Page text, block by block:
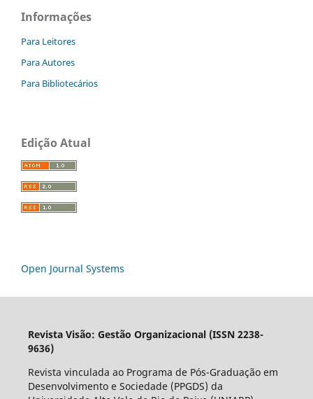
Informações
Para Leitores
Para Autores
Para Bibliotecários
Edição Atual
Open Journal Systems
Revista Visão: Gestão Organizacional (ISSN 2238-
9636)
Revista vinculada ao Programa de Pós-Graduação em
Desenvolvimento e Sociedade (PPGDS) da